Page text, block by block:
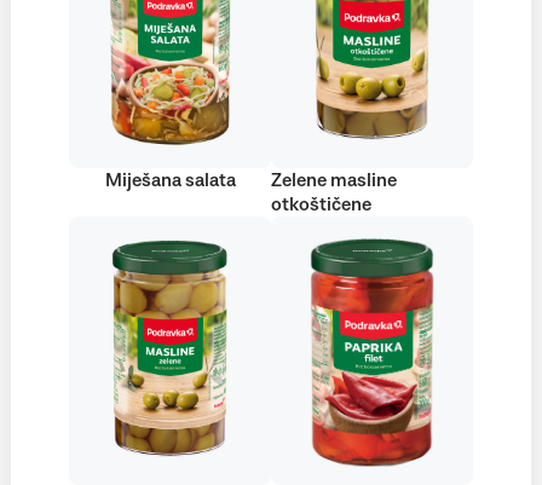
Miješana salata
Zelene masline
otkoštičene